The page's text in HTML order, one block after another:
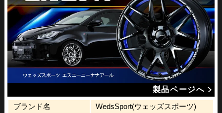
製品ページへ
ブランド名
WedsSport(ウェッズスポーツ)